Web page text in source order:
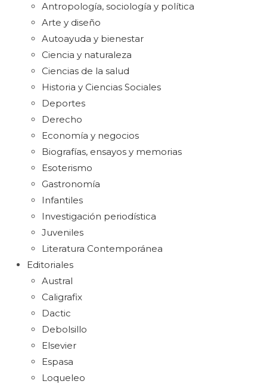
Antropología, sociología y política
Arte y diseño
Autoayuda y bienestar
Ciencia y naturaleza
Ciencias de la salud
Historia y Ciencias Sociales
Deportes
Derecho
Economía y negocios
Biografías, ensayos y memorias
Esoterismo
Gastronomía
Infantiles
Investigación periodística
Juveniles
Literatura Contemporánea
Editoriales
Austral
Caligrafix
Dactic
Debolsillo
Elsevier
Espasa
Loqueleo